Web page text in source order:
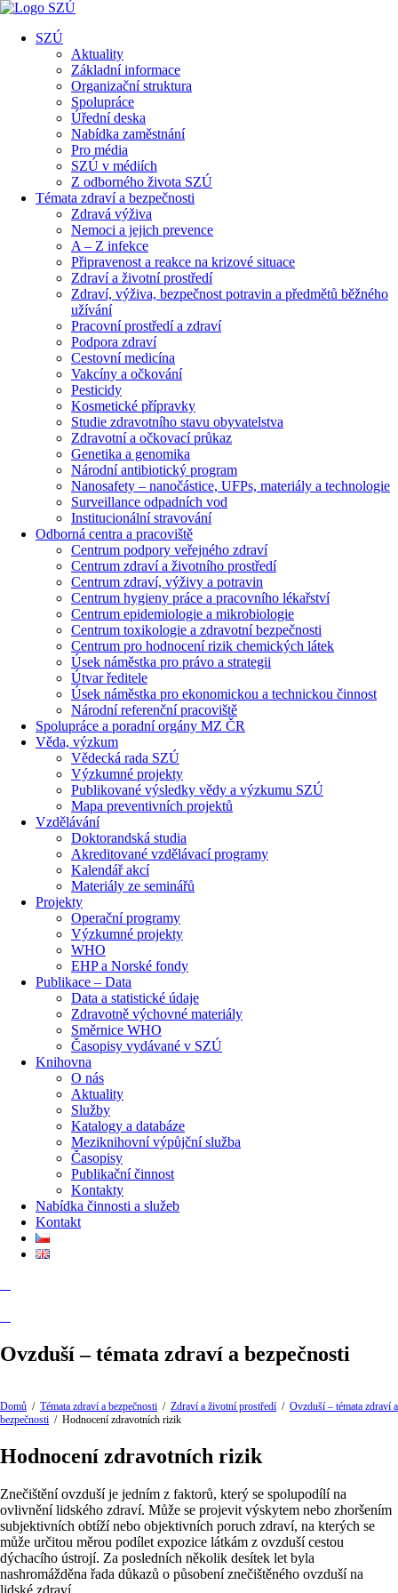
SZÚ
Aktuality
Základní informace
Organizační struktura
Spolupráce
Úřední deska
Nabídka zaměstnání
Pro média
SZÚ v médiích
Z odborného života SZÚ
Témata zdraví a bezpečnosti
Zdravá výživa
Nemoci a jejich prevence
A – Z infekce
Připravenost a reakce na krizové situace
Zdraví a životní prostředí
Zdraví, výživa, bezpečnost potravin a předmětů běžného
užívání
Pracovní prostředí a zdraví
Podpora zdraví
Cestovní medicína
Vakcíny a očkování
Pesticidy
Kosmetické přípravky
Studie zdravotního stavu obyvatelstva
Zdravotní a očkovací průkaz
Genetika a genomika
Národní antibiotický program
Nanosafety – nanočástice, UFPs, materiály a technologie
Surveillance odpadních vod
Institucionální stravování
Odborná centra a pracoviště
Centrum podpory veřejného zdraví
Centrum zdraví a životního prostředí
Centrum zdraví, výživy a potravin
Centrum hygieny práce a pracovního lékařství
Centrum epidemiologie a mikrobiologie
Centrum toxikologie a zdravotní bezpečnosti
Centrum pro hodnocení rizik chemických látek
Úsek náměstka pro právo a strategii
Útvar ředitele
Úsek náměstka pro ekonomickou a technickou činnost
Národní referenční pracoviště
Spolupráce a poradní orgány MZ ČR
Věda, výzkum
Vědecká rada SZÚ
Výzkumné projekty
Publikované výsledky vědy a výzkumu SZÚ
Mapa preventivních projektů
Vzdělávání
Doktorandská studia
Akreditované vzdělávací programy
Kalendář akcí
Materiály ze seminářů
Projekty
Operační programy
Výzkumné projekty
WHO
EHP a Norské fondy
Publikace – Data
Data a statistické údaje
Zdravotně výchovné materiály
Směrnice WHO
Časopisy vydávané v SZÚ
Knihovna
O nás
Aktuality
Služby
Katalogy a databáze
Meziknihovní výpůjční služba
Časopisy
Publikační činnost
Kontakty
Nabídka činnosti a služeb
Kontakt
Ovzduší – témata zdraví a bezpečnosti
Domů / Témata zdraví a bezpečnosti / Zdraví a životní prostředí / Ovzduší – témata zdraví a
bezpečnosti / Hodnocení zdravotních rizik
Hodnocení zdravotních rizik
Znečištění ovzduší je jedním z faktorů, který se spolupodílí na
ovlivnění lidského zdraví. Může se projevit výskytem nebo zhoršením
subjektivních obtíží nebo objektivních poruch zdraví, na kterých se
může určitou měrou podílet expozice látkám z ovzduší cestou
dýchacího ústrojí. Za posledních několik desítek let byla
nashromážděna řada důkazů o působení znečištěného ovzduší na
lidské zdraví.